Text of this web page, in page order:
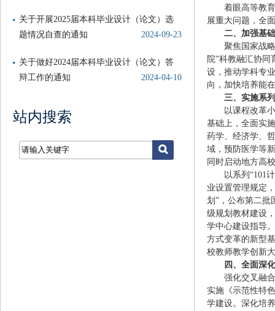
关于开展2025届本科毕业设计（论文）选
题情况自查的通知
2024-09-23
关于做好2024届本科毕业设计（论文）答
辩工作的通知
2024-04-10
站内搜索
着眼高等教
展重大问题，全
二、加强基
聚焦国家战
院”科教融汇协
设，推动学科专
向，加快培养能
三、实施系列
以课程改革
基础上，全面实
药学、经济学、
域，预防医学等
同时启动地方高
以系列 “101
业设置管理规定
划”，公布第二批
级规划教材建设
学中心建设指导
方式变革的新型
校教师教学创新
四、全面深化
强化交叉融
实施《示范性特
学建设。深化培